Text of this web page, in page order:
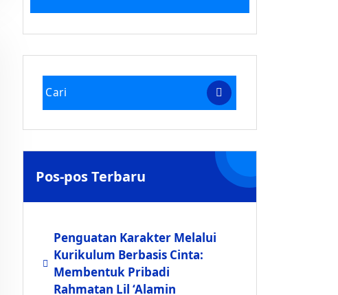
Pos-pos Terbaru
Penguatan Karakter Melalui
Kurikulum Berbasis Cinta:
Membentuk Pribadi
Rahmatan Lil ‘Alamin